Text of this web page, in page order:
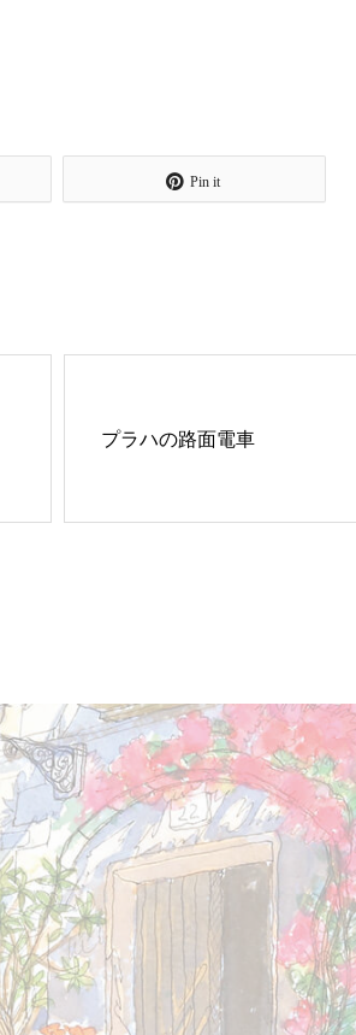
Pin it
プラハの路面電車